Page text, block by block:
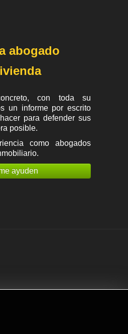
abogado
con toda su
un informe por escrito
para defender sus
posible.
como abogados
.
ayuden